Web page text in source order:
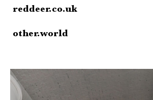
reddeer.co.uk
other.world